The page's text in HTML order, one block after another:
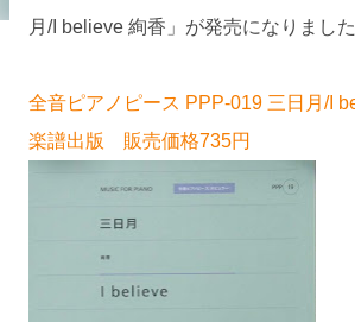
月/I believe 絢香」が発売になりました
全音ピアノピース PPP-019 三日月/I
楽譜出版 販売価格735円